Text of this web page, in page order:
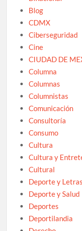
Blog
CDMX
Ciberseguridad
Cine
CIUDAD DE
Columna
Columnas
Columnistas
Comunicación
Consultoría
Consumo
Cultura
Cultura y
Cultural
Deporte y Letras
Deporte y Salud
Deportes
Deportilandia